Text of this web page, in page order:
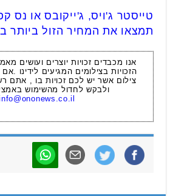
טייסטר ג'ויס, ג'ייקובס או נס
תמצאו את המחיר הזול ביותר
אנו מכבדים זכויות יוצרים ועושים
הזכויות בצילומים המגיעים לידינו
צילום אשר יש לכם זכויות בו , אתם
ולבקש לחדול מהשימוש